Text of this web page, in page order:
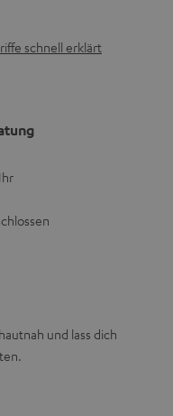
schnell erklärt
und lass dich